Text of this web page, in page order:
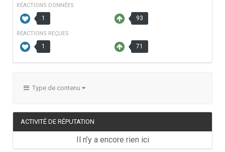
RÉACTIONS DONNÉES
1 93
RÉACTIONS REÇUES
1 71
Type de contenu
ACTIVITÉ DE RÉPUTATION
Il n’y a encore rien ici